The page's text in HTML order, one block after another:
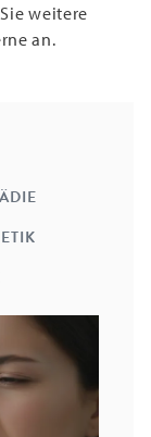
weitere
an.